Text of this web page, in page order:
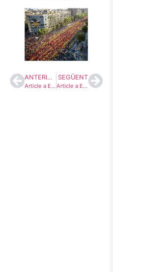
ANTERIOR
Article a El País – Regeneración “sine die”
SEGÜENT
Article a El País “Regeneración interruptus”